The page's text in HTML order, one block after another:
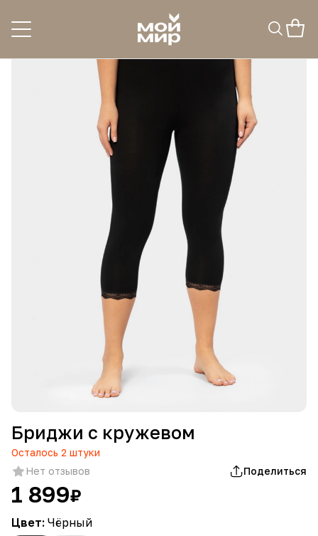
Бриджи с кружевом
Осталось 2 штуки
Нет отзывов
Поделиться
1 899₽
Цвет: Чёрный